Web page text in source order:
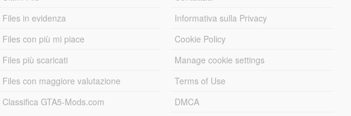
Files in evidenza
Files con più mi piace
Files più scaricati
Files con maggiore valutazione
Classifica GTA5-Mods.com
Informativa sulla Privacy
Cookie Policy
Manage cookie settings
Terms of Use
DMCA